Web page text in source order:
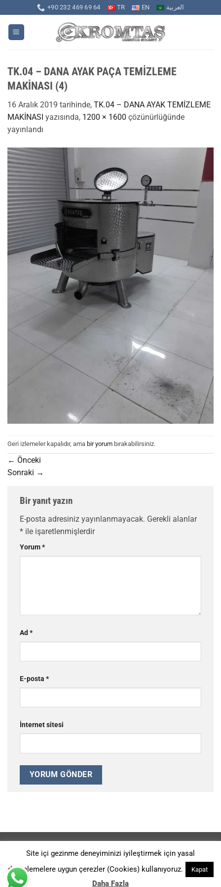
atla
+90 232 469 69 64 TR EN العربية
TK.04 – DANA AYAK PAÇA TEMİZLEME
MAKİNASI (4)
16 Aralık 2019 tarihinde, TK.04 – DANA AYAK TEMİZLEME
MAKİNASI yazısında, 1200 × 1600 çözünürlüğünde
yayınlandı
Geri izlemeler kapalıdır, ama bir yorum bırakabilirsiniz.
← Önceki
Sonraki →
Bir yanıt yazın
E-posta adresiniz yayınlanmayacak. Gerekli alanlar
* ile işaretlenmişlerdir
Yorum*
Ad *
E-posta *
İnternet sitesi
Ürünlerimiz 2014-G-113914 ve 2014-G-126526 Patent Numaraları
İle KORUNMAKTADIR. Copyright 2026 ©Kromtaş Makina Sanayi -
Digital Agency: A Sound Fiction
Site içi gezinme deneyiminizi iyileştirmek için yasal
düzenlemelere uygun çerezler (Cookies) kullanıyoruz.
Kapat
Daha Fazla